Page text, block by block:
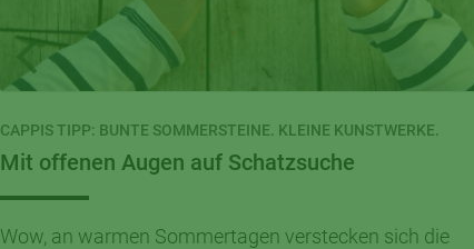
CAPPIS TIPP: BUNTE SOMMERSTEINE. KLEINE KUNSTWERKE.
Mit offenen Augen auf Schatzsuche
Wow, an warmen Sommertagen verstecken sich die